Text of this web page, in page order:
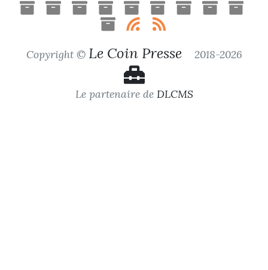
Copyright © Le Coin Presse 2018-2026
Le partenaire de DLCMS